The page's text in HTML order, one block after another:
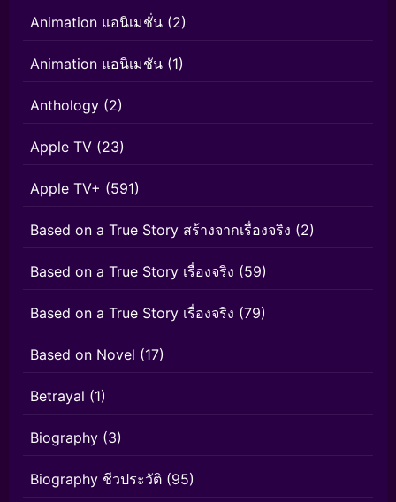
Animation แอนิเมชั่น (2)
Animation แอนิเมชัน (1)
Anthology (2)
Apple TV (23)
Apple TV+ (591)
Based on a True Story สร้างจากเรื่องจริง (2)
Based on a True Story เรื่องจริง (59)
Based on a True Story เรื่องจริง (79)
Based on Novel (17)
Betrayal (1)
Biography (3)
Biography ชีวประวัติ (95)